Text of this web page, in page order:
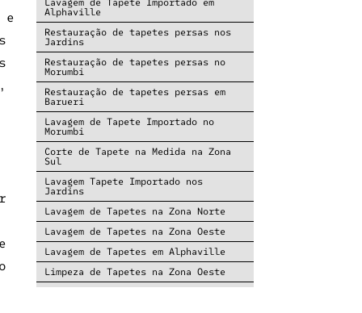
e
Alphaville
Restauração de tapetes persas nos
Jardins
Restauração de tapetes persas no
Morumbi
Restauração de tapetes persas em
Barueri
Lavagem de Tapete Importado no
Morumbi
Corte de Tapete na Medida na Zona
Sul
Lavagem Tapete Importado nos
Jardins
Lavagem de Tapetes na Zona Norte
Lavagem de Tapetes na Zona Oeste
Lavagem de Tapetes em Alphaville
Limpeza de Tapetes na Zona Oeste